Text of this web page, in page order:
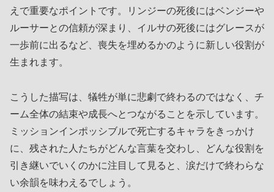
えで重要なポイントです。リンジーの死後にはベンジーや
ルーサーとの信頼が深まり、イルサの死後にはグレースが
一歩前に出るなど、喪失を埋めるかのように新しい役割が
生まれます。
こうした描写は、犠牲が単に悲劇で終わるのではなく、チ
ーム全体の結束や成長へとつながることを示しています。
ミッションインポッシブルで死亡するキャラをきっかけ
に、残された人たちがどんな言葉を交わし、どんな役割を
引き継いでいくのかに注目して見ると、涙だけで終わらな
い余韻を味わえるでしょう。